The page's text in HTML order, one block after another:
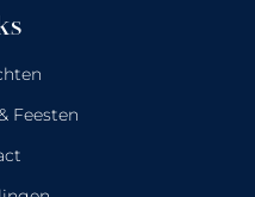
Feesten